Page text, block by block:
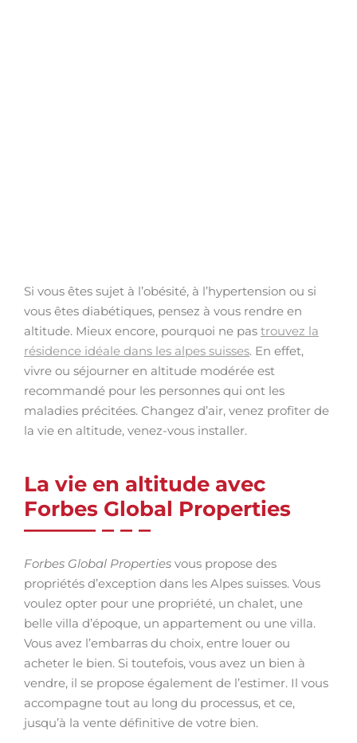
Si vous êtes sujet à l’obésité, à l’hypertension ou si
vous êtes diabétiques, pensez à vous rendre en
altitude. Mieux encore, pourquoi ne pas trouvez la
résidence idéale dans les alpes suisses. En effet,
vivre ou séjourner en altitude modérée est
recommandé pour les personnes qui ont les
maladies précitées. Changez d’air, venez profiter de
la vie en altitude, venez-vous installer.
La vie en altitude avec
Forbes Global Properties
Forbes Global Properties vous propose des
propriétés d’exception dans les Alpes suisses. Vous
voulez opter pour une propriété, un chalet, une
belle villa d’époque, un appartement ou une villa.
Vous avez l’embarras du choix, entre louer ou
acheter le bien. Si toutefois, vous avez un bien à
vendre, il se propose également de l’estimer. Il vous
accompagne tout au long du processus, et ce,
jusqu’à la vente définitive de votre bien.